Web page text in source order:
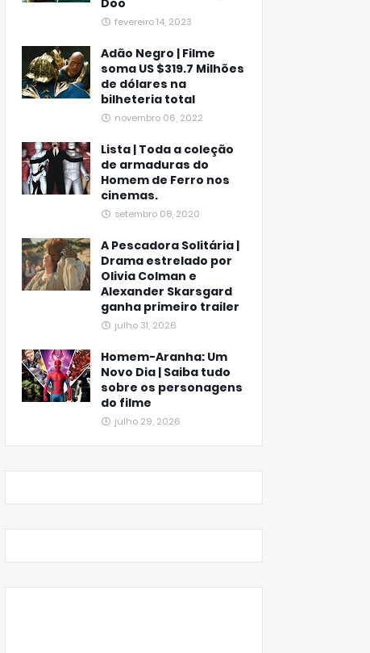
Doo
fevereiro 14, 2023
Adão Negro | Filme
soma US $319.7 Milhões
de dólares na
bilheteria total
novembro 06, 2022
Lista | Toda a coleção
de armaduras do
Homem de Ferro nos
cinemas.
setembro 08, 2020
A Pescadora Solitária |
Drama estrelado por
Olivia Colman e
Alexander Skarsgard
ganha primeiro trailer
julho 31, 2026
Homem-Aranha: Um
Novo Dia | Saiba tudo
sobre os personagens
do filme
julho 29, 2026